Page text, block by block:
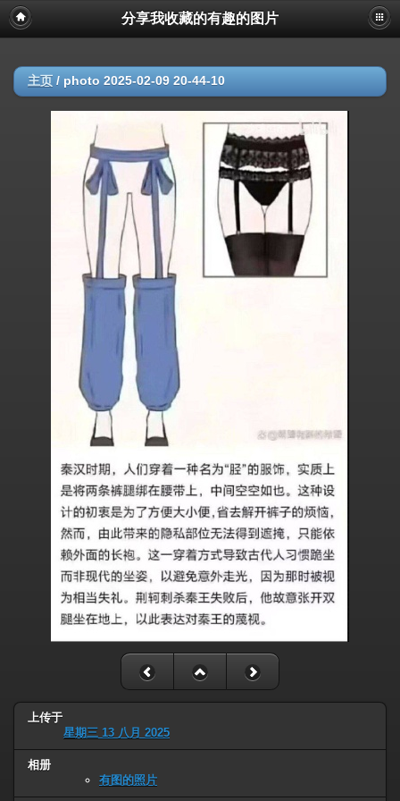
分享我收藏的有趣的图片
主页 / photo 2025-02-09 20-44-10
上传于
星期三 13 八月 2025
相册
有图的照片